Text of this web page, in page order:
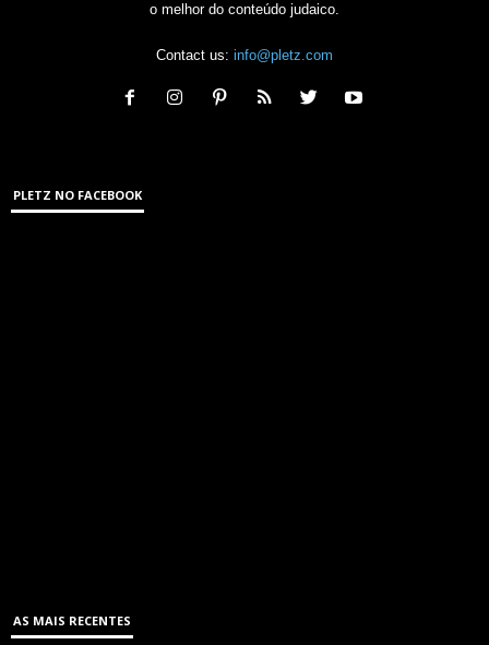
o melhor do conteúdo judaico.
Contact us: info@pletz.com
PLETZ NO FACEBOOK
AS MAIS RECENTES